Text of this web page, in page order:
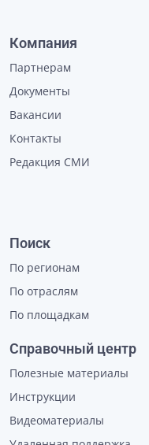
Компания
Партнерам
Документы
Вакансии
Контакты
Редакция СМИ
Поиск
По регионам
По отраслям
По площадкам
Справочный центр
Полезные материалы
Инструкции
Видеоматериалы